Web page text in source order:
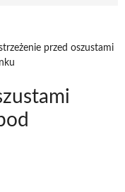
przed oszustami